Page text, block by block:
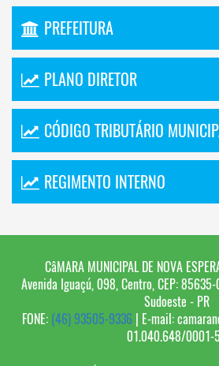
PREFEITURA
PLANO DIRETOR
CÓDIGO TRIBUTÁRIO
REGIMENTO INTERNO
CâMARA MUNICIPAL DE NOVA
Avenida Iguaçú, 098, Centro, CEP:
Sudoeste - PR
FONE: (46) 93505-9336 | E-mail:
01.040.648/0001-